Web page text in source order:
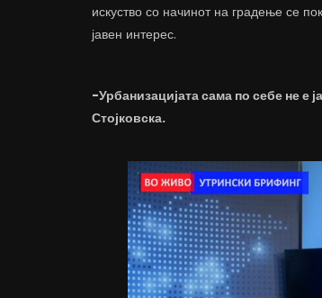
искуство со начинот на градење се
јавен интерес.
-Урбанизацијата сама по себе не е
Стојковска.